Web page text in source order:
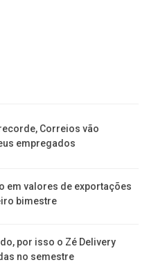
Correios vão
empregados
em valores de exportações
bimestre
por isso o Zé Delivery
no semestre